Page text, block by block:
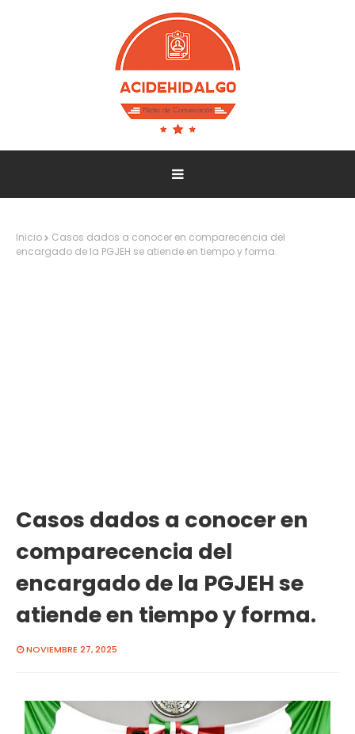
Inicio
Casos dados a conocer en comparecencia del
encargado de la PGJEH se atiende en tiempo y forma.
Casos dados a conocer en
comparecencia del
encargado de la PGJEH se
atiende en tiempo y forma.
NOVIEMBRE 27, 2025